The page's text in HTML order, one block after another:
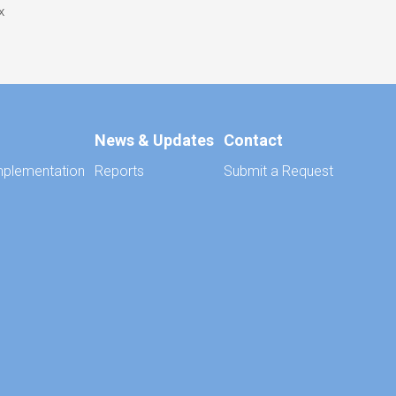
News & Updates
Reports
Contact
Submit a Request